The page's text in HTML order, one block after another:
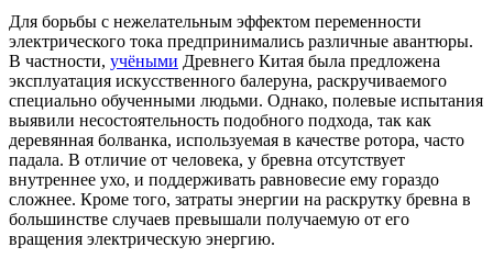
Для борьбы с нежелательным эффектом переменности
электрического тока предпринимались различные авантюры.
В частности, учёными Древнего Китая была предложена
эксплуатация искусственного балеруна, раскручиваемого
специально обученными людьми. Однако, полевые испытания
выявили несостоятельность подобного подхода, так как
деревянная болванка, используемая в качестве ротора, часто
падала. В отличие от человека, у бревна отсутствует
внутреннее ухо, и поддерживать равновесие ему гораздо
сложнее. Кроме того, затраты энергии на раскрутку бревна в
большинстве случаев превышали получаемую от его
вращения электрическую энергию.